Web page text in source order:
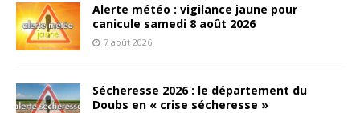
Alerte météo : vigilance jaune pour
canicule samedi 8 août 2026
7 août 2026
Sécheresse 2026 : le département du
Doubs en « crise sécheresse »